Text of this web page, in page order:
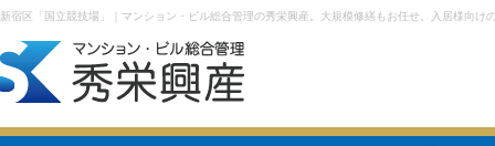
新宿区「国立競技場」｜マンション・ビル総合管理の秀栄興産。大規模修繕もお任せ。入居様向け